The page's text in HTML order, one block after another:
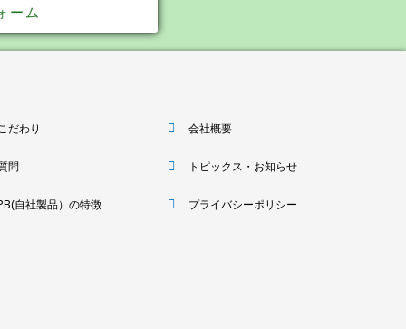
ーム
だわり
問
自社製品）の特徴
会社概要
トピックス・お知らせ
プライバシーポリシー